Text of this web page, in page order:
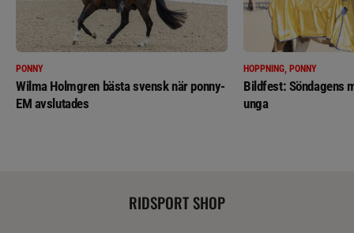
PONNY
Wilma Holmgren bästa svensk när ponny-
EM avslutades
HOPPNING, PONNY
Bildfest: Söndagens
unga
RIDSPORT SHOP